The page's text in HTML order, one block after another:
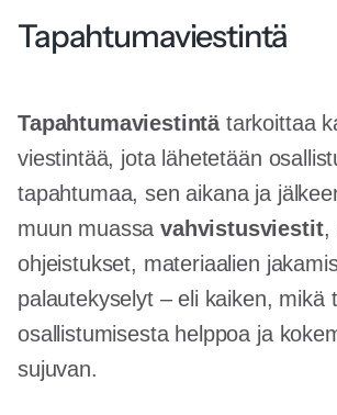
Tapahtumaviestintä
Tapahtumaviestintätarkoittaa
viestintää, jota lähetetään
tapahtumaa, sen aikana ja
muun muassavahvistusviestit,
ohjeistukset, materiaalien
palautekyselyt – eli kaiken, mikä
osallistumisesta helppoa ja
sujuvan.